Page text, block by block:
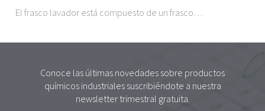
El frasco lavador está compuesto de un frasco…
Conoce las últimas novedades sobre productos
químicos industriales suscribiéndote a nuestra
newsletter trimestral gratuita.